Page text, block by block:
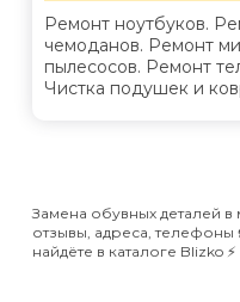
Ремонт ноутбуков.
чемоданов. Ремонт
пылесосов. Ремонт
Чистка подушек и
Замена обувных деталей в
отзывы, адреса,
найдёте в каталоге Blizko ⚡️